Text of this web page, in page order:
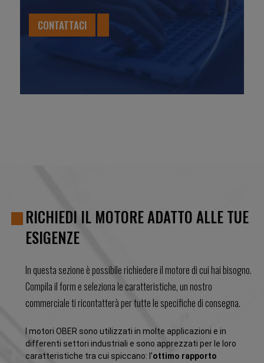
CONTATTACI
RICHIEDI IL MOTORE ADATTO ALLE TUE
ESIGENZE
In questa sezione è possibile richiedere il motore di cui hai bisogno.
Compila il form e seleziona le caratteristiche, un nostro
commerciale ti ricontatterà per tutte le specifiche di consegna.
I motori OBER sono utilizzati in molte applicazioni e in
differenti settori industriali e sono apprezzati per le loro
caratteristiche tra cui spiccano: l’ottimo rapporto